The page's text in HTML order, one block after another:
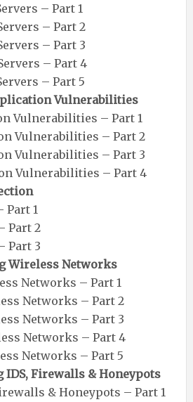
– Part 1
– Part 2
– Part 3
– Part 4
– Part 5
Vulnerabilities
Vulnerabilities – Part 1
Vulnerabilities – Part 2
Vulnerabilities – Part 3
Vulnerabilities – Part 4
Part 1
Part 2
Part 3
Wireless Networks
Networks – Part 1
Networks – Part 2
Networks – Part 3
Networks – Part 4
Networks – Part 5
IDS, Firewalls & Honeypots
& Honeypots – Part 1